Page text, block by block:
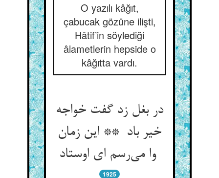
O yazılı kâğıt,
çabucak gözüne ilişti,
Hâtif’in söylediği
âlametlerin hepside o
kâğıtta vardı.
در بغل زد گفت خواجه
خیر باد ** این زمان
وا می‌رسم ای اوستاد
1925